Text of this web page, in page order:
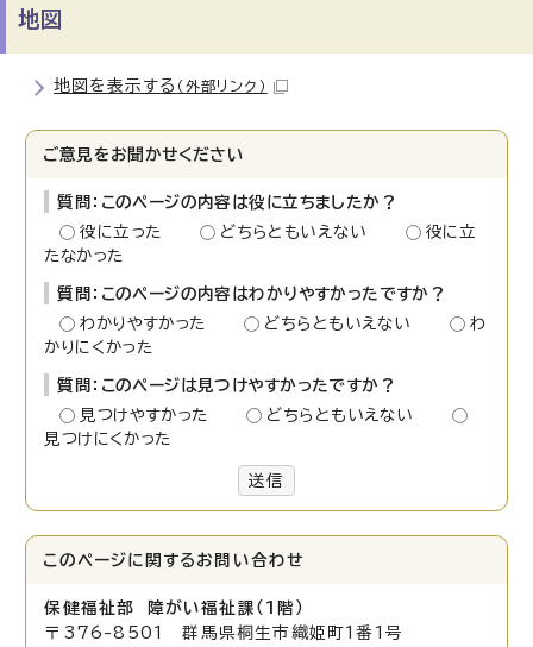
地図
地図を表示する （外部リンク）
ご意見をお聞かせください
質問：このページの内容は役に立ちましたか？
役に立った
どちらともいえない
役に立
たなかった
質問：このページの内容はわかりやすかったですか？
わかりやすかった
どちらともいえない
わ
かりにくかった
質問：このページは見つけやすかったですか？
見つけやすかった
どちらともいえない
見つけにくかった
送信
このページに関する お問い合わせ
保健福祉部 障がい福祉 課（1階）
〒376-8501 群馬県桐生市織姫町1番1号